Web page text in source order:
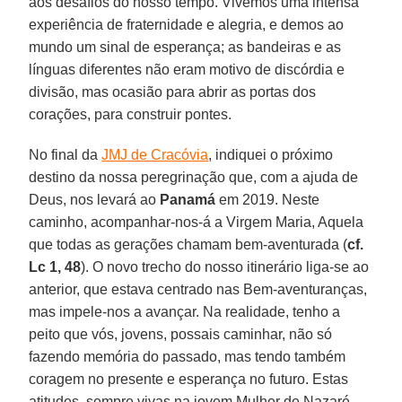
experiência de fraternidade e alegria, e demos ao
mundo um sinal de esperança; as bandeiras e as
línguas diferentes não eram motivo de discórdia e
divisão, mas ocasião para abrir as portas dos
corações, para construir pontes.
No final daJMJ de Cracóvia, indiquei o próximo
destino da nossa peregrinação que, com a ajuda de
Deus, nos levará ao Panamá em 2019. Neste
caminho, acompanhar-nos-á a Virgem Maria, Aquela
que todas as gerações chamam bem-aventurada (cf.
Lc 1, 48). O novo trecho do nosso itinerário liga-se ao
anterior, que estava centrado nas Bem-aventuranças,
mas impele-nos a avançar. Na realidade, tenho a
peito que vós, jovens, possais caminhar, não só
fazendo memória do passado, mas tendo também
coragem no presente e esperança no futuro. Estas